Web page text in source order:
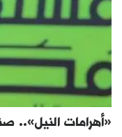
«أهرامات النيل»..